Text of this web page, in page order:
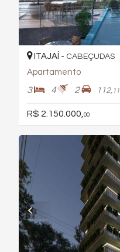
ITAJAÍ - CABEÇUDAS
Apartamento
3 4 2 112, 11
R$ 2.150.000, 00